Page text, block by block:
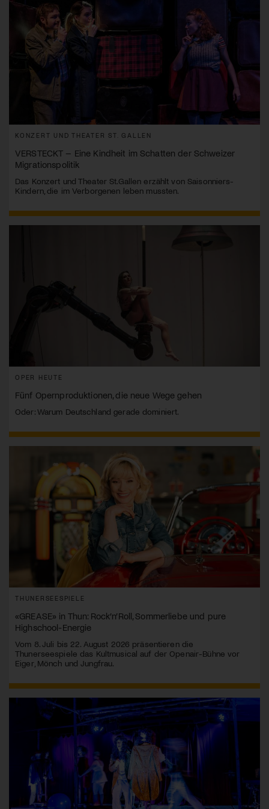
KONZERT UND THEATER ST. GALLEN
VERSTECKT – Eine Kindheit im Schatten der Schweizer
Migrationspolitik
Das Konzert und Theater St.Gallen erzählt von Saisonniers-
Kindern, die im Verborgenen leben mussten.
OPER HEUTE
Fünf Opernproduktionen, die neue Wege gehen
Oder: Warum Deutschland gerade dominiert.
THUNERSEESPIELE
«GREASE» in Thun: Rock’n’Roll, Sommerliebe und pure
Highschool-Energie
Vom 8. Juli bis 22. August 2026 präsentieren die
Thunerseespiele das Kultmusical auf der Openair-Bühne vor
Eiger, Mönch und Jungfrau.